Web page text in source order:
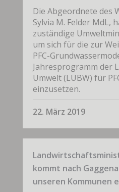
Die Abgeordnete des
Sylvia M. Felder MdL,
zuständige
um sich für die zur
PFC-
Jahresprogramm der
Umwelt (LUBW) für
einzusetzen.
22. März 2019
kommt nach
unseren Kommunen